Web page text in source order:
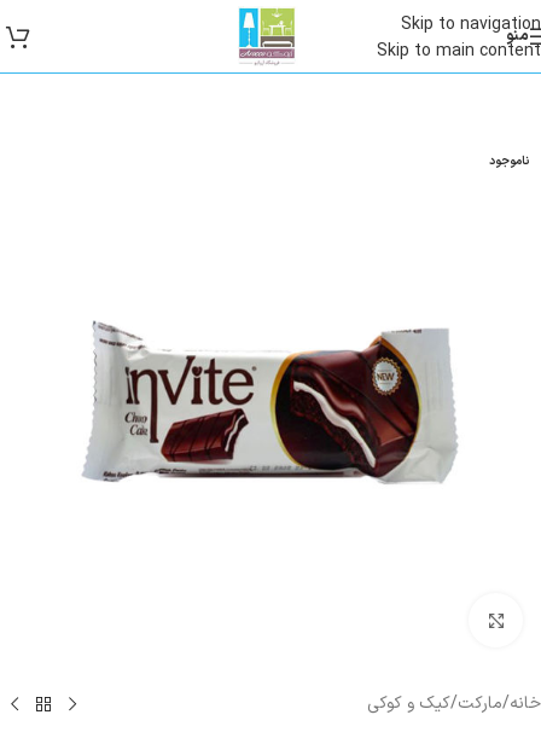
Skip to navigation
Skip to main content
منو
ناموجود
خانه/مارکت/کیک و کوکی